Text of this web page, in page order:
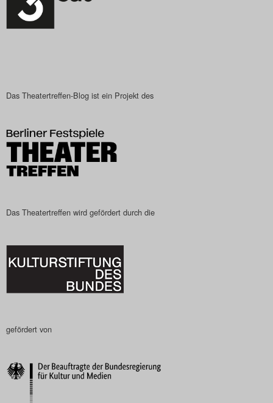
Das Theatertreffen-Blog ist ein Projekt des
Das Theatertreffen wird gefördert durch die
gefördert von